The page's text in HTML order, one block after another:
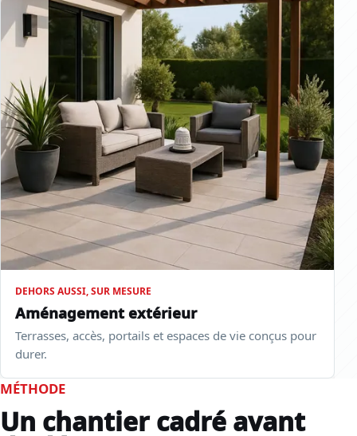
DEHORS AUSSI, SUR MESURE
Aménagement extérieur
Terrasses, accès, portails et espaces de vie conçus pour
durer.
MÉTHODE
Un chantier cadré avant